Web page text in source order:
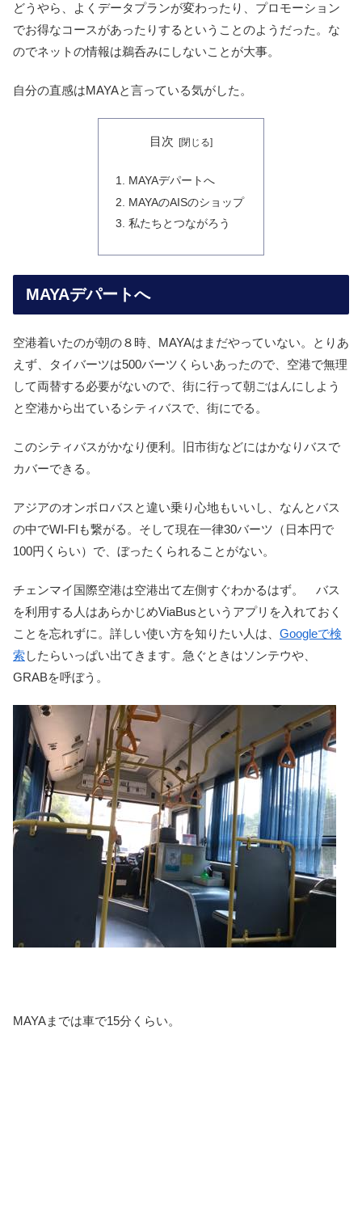
どうやら、よくデータプランが変わったり、プロモーション
でお得なコースがあったりするということのようだった。な
のでネットの情報は鵜呑みにしないことが大事。
自分の直感はMAYAと言っている気がした。
目次
MAYAデパートへ
MAYAのAISのショップ
私たちとつながろう
MAYAデパートへ
空港着いたのが朝の８時、MAYAはまだやっていない。とりあ
えず、タイバーツは500バーツくらいあったので、空港で無理
して両替する必要がないので、街に行って朝ごはんにしよう
と空港から出ているシティバスで、街にでる。
このシティバスがかなり便利。旧市街などにはかなりバスで
カバーできる。
アジアのオンボロバスと違い乗り心地もいいし、なんとバス
の中でWI-FIも繋がる。そして現在一律30バーツ（日本円で
100円くらい）で、ぼったくられることがない。
チェンマイ国際空港は空港出て左側すぐわかるはず。 バス
を利用する人はあらかじめViaBusというアプリを入れておく
ことを忘れずに。詳しい使い方を知りたい人は、 Googleで検
索したらいっぱい出てきます。急ぐときはソンテウや、
GRABを呼ぼう。
MAYAまでは車で15分くらい。